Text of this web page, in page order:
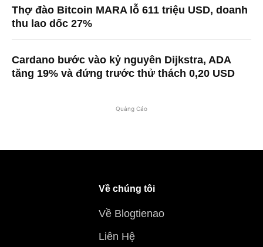
Thợ đào Bitcoin MARA lỗ 611 triệu USD, doanh
thu lao dốc 27%
Cardano bước vào kỷ nguyên Dijkstra, ADA
tăng 19% và đứng trước thử thách 0,20 USD
Quảng Cáo
Về chúng tôi
Về Blogtienao
Liên Hệ